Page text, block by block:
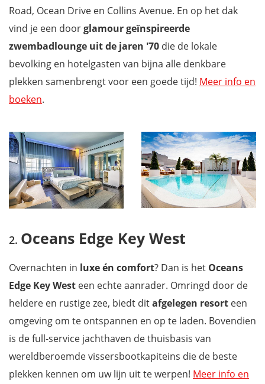
Posh South Beach (Hostel South Beach)
Mis niets tijdens je vakantie naar Florida met onze reisgids
Road, Ocean Drive en Collins Avenue. En op het dak
vind je een doorglamour geïnspireerde
zwembadlounge uit de jaren '70 die de lokale
bevolking en hotelgasten van bijna alle denkbare
plekken samenbrengt voor een goede tijd! Meer info en
boeken.
Oceans Edge Key West
Overnachten in luxe én comfort? Dan is het Oceans
Edge Key West een echte aanrader. Omringd door de
heldere en rustige zee, biedt ditafgelegen resort een
omgeving om te ontspannen en op te laden. Bovendien
is de full-service jachthaven de thuisbasis van
wereldberoemde vissersbootkapiteins die de beste
plekken kennen om uw lijn uit te werpen! Meer info en